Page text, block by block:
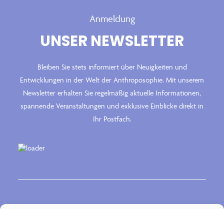
Anmeldung
UNSER NEWSLETTER
Bleiben Sie stets informiert über Neuigkeiten und
Entwicklungen in der Welt der Anthroposophie. Mit unserem
Newsletter erhalten Sie regelmäßig aktuelle Informationen,
spannende Veranstaltungen und exklusive Einblicke direkt in
Ihr Postfach.